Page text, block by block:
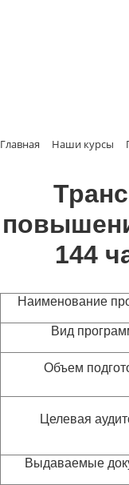
Главная Наши курсы
144
Наименование
Вид
Объем
Целевая
Выдаваемые